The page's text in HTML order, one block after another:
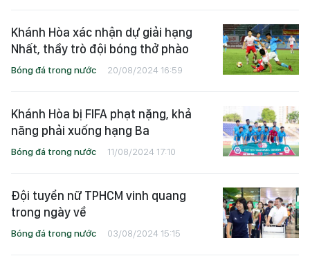
Khánh Hòa xác nhận dự giải hạng
Nhất, thầy trò đội bóng thở phào
Bóng đá trong nước 20/08/2024 16:59
Khánh Hòa bị FIFA phạt nặng, khả
năng phải xuống hạng Ba
Bóng đá trong nước 11/08/2024 17:10
Đội tuyển nữ TPHCM vinh quang
trong ngày về
Bóng đá trong nước 03/08/2024 15:15